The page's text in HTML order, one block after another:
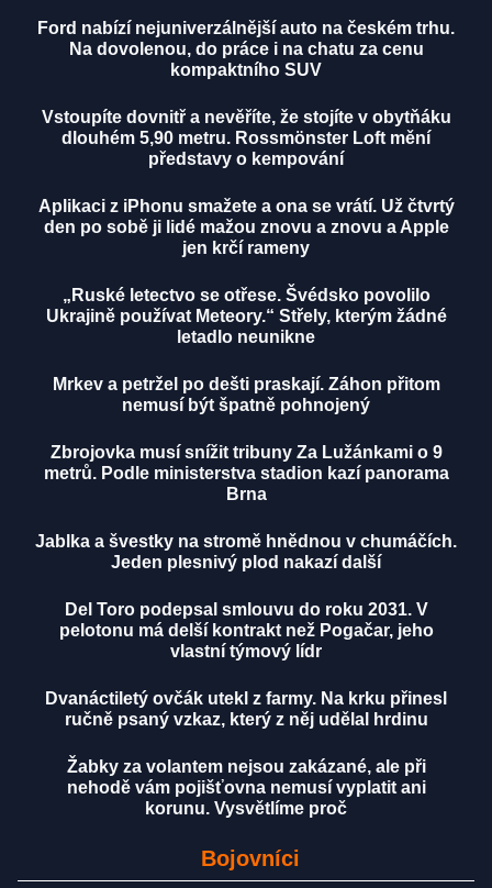
Ford nabízí nejuniverzálnější auto na českém trhu.
Na dovolenou, do práce i na chatu za cenu
kompaktního SUV
Vstoupíte dovnitř a nevěříte, že stojíte v obytňáku
dlouhém 5,90 metru. Rossmönster Loft mění
představy o kempování
Aplikaci z iPhonu smažete a ona se vrátí. Už čtvrtý
den po sobě ji lidé mažou znovu a znovu a Apple
jen krčí rameny
„Ruské letectvo se otřese. Švédsko povolilo
Ukrajině používat Meteory.“ Střely, kterým žádné
letadlo neunikne
Mrkev a petržel po dešti praskají. Záhon přitom
nemusí být špatně pohnojený
Zbrojovka musí snížit tribuny Za Lužánkami o 9
metrů. Podle ministerstva stadion kazí panorama
Brna
Jablka a švestky na stromě hnědnou v chumáčích.
Jeden plesnivý plod nakazí další
Del Toro podepsal smlouvu do roku 2031. V
pelotonu má delší kontrakt než Pogačar, jeho
vlastní týmový lídr
Dvanáctiletý ovčák utekl z farmy. Na krku přinesl
ručně psaný vzkaz, který z něj udělal hrdinu
Žabky za volantem nejsou zakázané, ale při
nehodě vám pojišťovna nemusí vyplatit ani
korunu. Vysvětlíme proč
Bojovníci